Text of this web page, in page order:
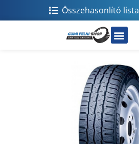
Összehasonlító lista